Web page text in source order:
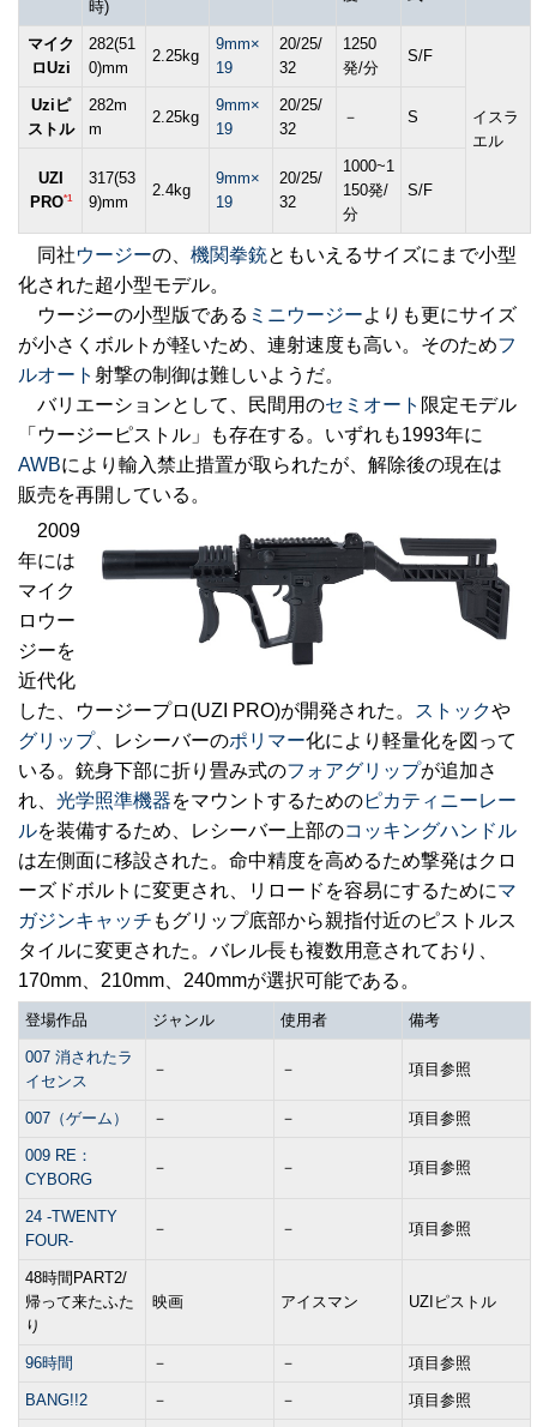
時)
マイク
ロUzi
282(51
0)mm
2.25kg
9mm×
19
20/25/
32
1250
発/分
S/F
イスラ
エル
Uziピ
ストル
282m
m
2.25kg
9mm×
19
20/25/
32
－ S
UZI
PRO*1
317(53
9)mm
2.4kg
9mm×
19
20/25/
32
1000~1
150発/
分
S/F
同社ウージーの、 機関拳銃ともいえるサイズにまで小型
化された超小型モデル。
ウージーの小型版である ミニウージーよりも更にサイズ
が小さくボルトが軽いため、連射速度も高い。そのためフ
ルオート 射撃の制御は難しいようだ。
バリエーションとして、民間用のセミオート 限定モデル
「ウージーピストル」も存在する。いずれも1993年に
AWBにより輸入禁止措置が取られたが、解除後の現在は
販売を再開している。
2009
年には
マイク
ロウー
ジーを
近代化
した、ウージープロ(UZI PRO)が開発された。
ストックや
グリップ、レシーバーのポリマー化により軽量化を図って
いる。銃身下部に折り畳み式のフォアグリップが追加さ
れ、 光学照準機器をマウントするためのピカティニーレー
ルを装備するため、レシーバー上部のコッキングハンドル
は左側面に移設された。命中精度を高めるため撃発はクロ
ーズドボルトに変更され、リロードを容易にするためにマ
ガジンキャッチ もグリップ底部から親指付近のピストルス
タイルに変更された。バレル長も複数用意されており、
170mm、210mm、240mmが選択可能である。
登場作品 ジャンル 使用者 備考
007 消されたラ
イセンス
－ － 項目参照
007（ゲーム） － － 項目参照
009 RE：
CYBORG
－ － 項目参照
24 -TWENTY
FOUR-
－ － 項目参照
48時間PART2/
帰って来たふた
り
映画 アイスマン UZIピストル
96時間 － － 項目参照
BANG!!2 － － 項目参照